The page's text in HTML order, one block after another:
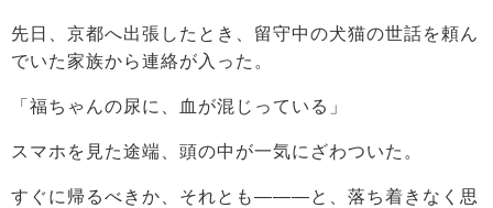
先日、京都へ出張したとき、留守中の犬猫の世話を頼ん
でいた家族から連絡が入った。
「福ちゃんの尿に、血が混じっている」
スマホを見た途端、頭の中が一気にざわついた。
すぐに帰るべきか、それとも―――と、落ち着きなく思